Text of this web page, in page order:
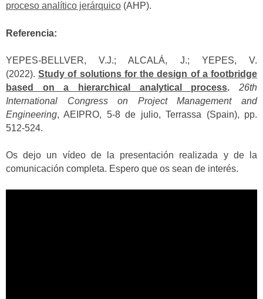
proceso analítico jerárquico (AHP).
Referencia:
YEPES-BELLVER, V.J.; ALCALÁ, J.; YEPES, V.
(2022).Study of solutions for the design of a footbridge
based on a hierarchical analytical process.
26th
International Congress on Project Management and
Engineering, AEIPRO, 5-8 de julio, Terrassa (Spain), pp.
512-524.
Os dejo un vídeo de la presentación realizada y de la
comunicación completa. Espero que os sean de interés.